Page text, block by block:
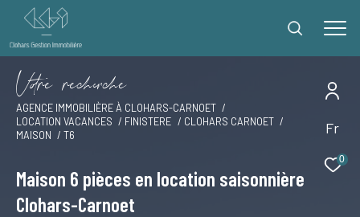
Fr
0
Vore recece
AGENCE IMMOBILIÈRE À CLOHARS-CARNOET
LOCATION VACANCES
FINISTERE
CLOHARS CARNOET
MAISON
T6
Maison 6 pièces en location saisonnière
Clohars-Carnoet
Effectuer une recherche
Type